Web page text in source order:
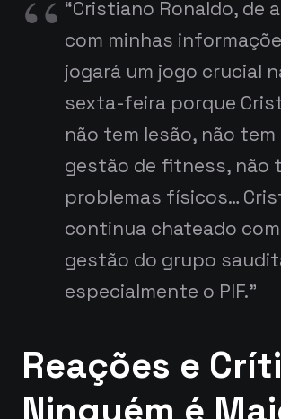
“Cristiano Ronaldo, de
com minhas
jogará um jogo crucial
sexta-feira porque
não tem lesão, não tem
gestão de fitness, não
problemas físicos…
continua chateado
gestão do grupo
especialmente o PIF.”
Reações e